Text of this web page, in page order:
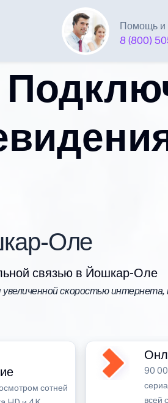
Помощь и
8 (800)
Оле
связью в Йошкар-Оле
скоростью интернета,
сотней
90
всей